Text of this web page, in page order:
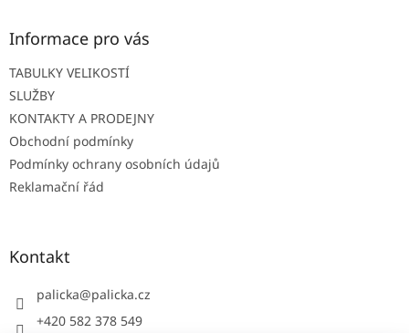
Informace pro vás
TABULKY VELIKOSTÍ
SLUŽBY
KONTAKTY A PRODEJNY
Obchodní podmínky
Podmínky ochrany osobních údajů
Reklamační řád
Kontakt
palicka@palicka.cz
+420 582 378 549